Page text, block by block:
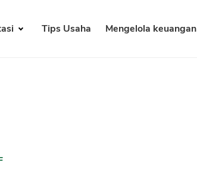
Tips Usaha Mengelola keuangan